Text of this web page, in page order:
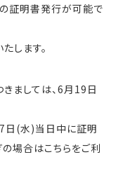
証明書発行が可能で
します。
ましては、6月19日
日(水)当日中に証明
場合はこちらをご利